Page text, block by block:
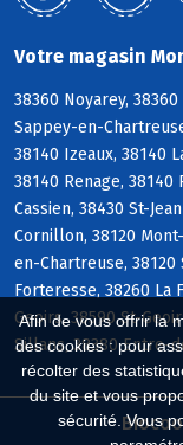
Afin de vous offrir la
des cookies : pour
récolter des
du site et vous
sécurité. Vous
Votre magasin
38360 Noyarey,
Sappey-en-
38140 Izeaux, 38140
38140 Renage, 38140
Cassien, 38430 St-
Cornillon, 38120
en-Chartreuse, 38120
Forteresse, 38260 La
Geoirs, 38590 St-
Sillans, 38380 Entre-